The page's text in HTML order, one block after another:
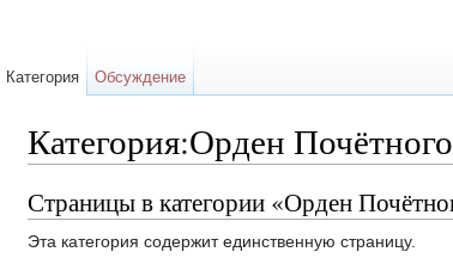
Категория:Орден
Страницы в категории «Орден
Эта категория содержит единственную страницу.
Категория Обсуждение